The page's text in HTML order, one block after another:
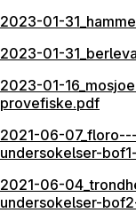
2023-01-
2023-01-
2023-01-
provefiske.pdf
2021-06-
undersokelser-
2021-06-
undersokelser-